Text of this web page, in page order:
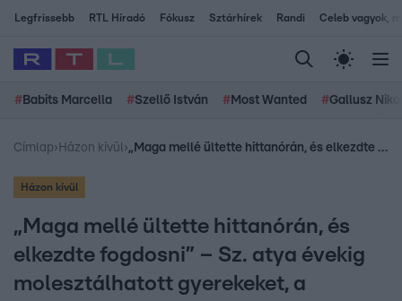
Legfrissebb RTL Híradó Fókusz Sztárhírek Randi Celeb vagyok,
# Babits Marcella #Szellő István # Most Wanted #Gallusz
Címlap› Házon kívül› „Maga mellé ültette hittanórán, és elkezdte fogdosni” – Sz. atya évekig molesztálhatott gyerekeket, a közösség mégis azokat bántotta, akik felszólaltak ellene
Házon kívül
„Maga mellé ültette hittanórán, és
elkezdte fogdosni” – Sz. atya évekig
molesztálhatott gyerekeket, a